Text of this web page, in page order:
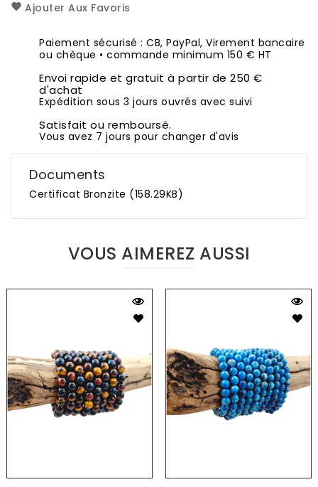
Ajouter Aux Favoris
Paiement sécurisé : CB, PayPal, Virement bancaire
ou chèque • commande minimum 150 € HT
Envoi rapide et gratuit à partir de 250 €
d'achat
Expédition sous 3 jours ouvrés avec suivi
Satisfait ou remboursé.
Vous avez 7 jours pour changer d'avis
Documents
Certificat Bronzite (158.29KB)
VOUS AIMEREZ AUSSI